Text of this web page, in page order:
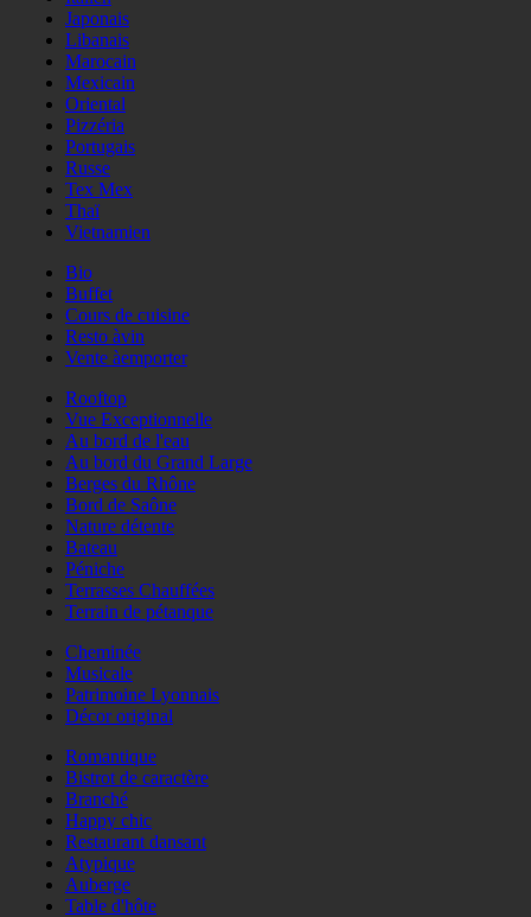
Japonais
Libanais
Marocain
Mexicain
Oriental
Pizzéria
Portugais
Russe
Tex Mex
Thaï
Vietnamien
Bio
Buffet
Cours de cuisine
Resto àvin
Vente àemporter
Rooftop
Vue Exceptionnelle
Au bord de l'eau
Au bord du Grand Large
Berges du Rhône
Bord de Saône
Nature détente
Bateau
Péniche
Terrasses Chauffées
Terrain de pétanque
Cheminée
Musicale
Patrimoine Lyonnais
Décor original
Romantique
Bistrot de caractère
Branché
Happy chic
Restaurant dansant
Atypique
Auberge
Table d'hôte